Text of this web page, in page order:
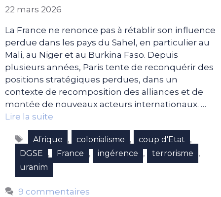
22 mars 2026
La France ne renonce pas à rétablir son influence
perdue dans les pays du Sahel, en particulier au
Mali, au Niger et au Burkina Faso. Depuis
plusieurs années, Paris tente de reconquérir des
positions stratégiques perdues, dans un
contexte de recomposition des alliances et de
montée de nouveaux acteurs internationaux. …
Lire la suite
Étiquettes
Afrique , colonialisme , coup d'Etat ,
DGSE , France , ingérence , terrorisme ,
uranim
9 commentaires